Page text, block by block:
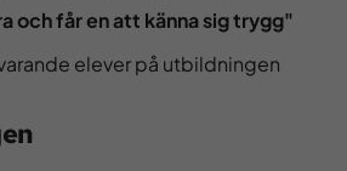
och får en att känna sig trygg"
elever på utbildningen